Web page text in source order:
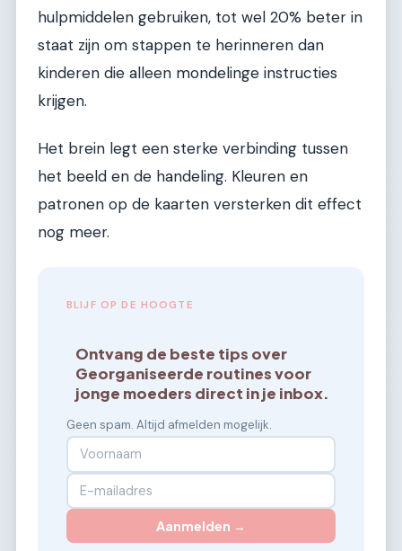
hulpmiddelen gebruiken, tot wel 20% beter in
staat zijn om stappen te herinneren dan
kinderen die alleen mondelinge instructies
krijgen.
Het brein legt een sterke verbinding tussen
het beeld en de handeling. Kleuren en
patronen op de kaarten versterken dit effect
nog meer.
BLIJF OP DE HOOGTE
Ontvang de beste tips over
Georganiseerde routines voor
jonge moeders direct in je inbox.
Geen spam. Altijd afmelden mogelijk.
Aanmelden →